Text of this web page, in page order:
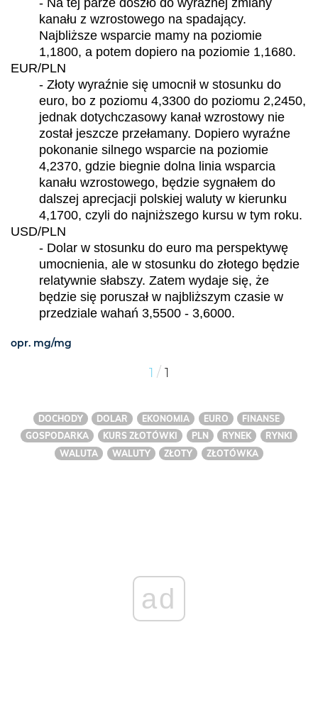
kanału z wzrostowego na spadający.
Najbliższe wsparcie mamy na poziomie
1,1800, a potem dopiero na poziomie 1,1680.
EUR/PLN
- Złoty wyraźnie się umocnił w stosunku do
euro, bo z poziomu 4,3300 do poziomu 2,2450,
jednak dotychczasowy kanał wzrostowy nie
został jeszcze przełamany. Dopiero wyraźne
pokonanie silnego wsparcie na poziomie
4,2370, gdzie biegnie dolna linia wsparcia
kanału wzrostowego, będzie sygnałem do
dalszej aprecjacji polskiej waluty w kierunku
4,1700, czyli do najniższego kursu w tym roku.
USD/PLN
- Dolar w stosunku do euro ma perspektywę
umocnienia, ale w stosunku do złotego będzie
relatywnie słabszy. Zatem wydaje się, że
będzie się poruszał w najbliższym czasie w
przedziale wahań 3,5500 - 3,6000.
opr. mg/mg
1 / 1
DOCHODY DOLAR EKONOMIA EURO
FINANSE
GOSPODARKA
KURS ZŁOTÓWKI PLN RYNEK
RYNKI
WALUTA
WALUTY ZŁOTY ZŁOTÓWKA
ad